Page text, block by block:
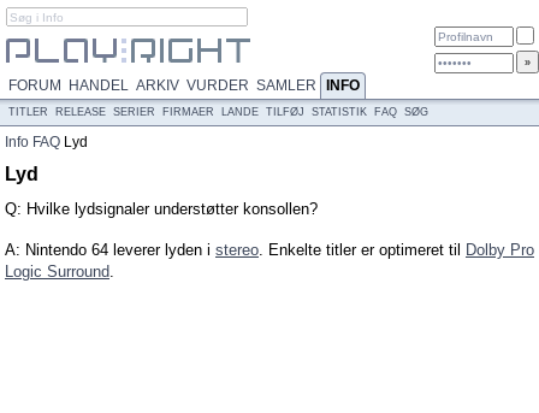
FORUM HANDEL ARKIV VURDER SAMLER INFO
TITLER RELEASE SERIER FIRMAER LANDE TILFØJ STATISTIK FAQ SØG
Info FAQ Lyd
Lyd
Q: Hvilke lydsignaler understøtter konsollen?
A: Nintendo 64 leverer lyden i stereo. Enkelte titler er optimeret til
Dolby Pro
Logic Surround.